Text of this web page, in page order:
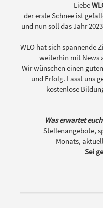
Liebe
der erste Schnee ist
und nun soll das Jahr
WLO hat sich spannende
weiterhin mit News
Wir wünschen einen
und Erfolg. Lasst uns
kostenlose
Was erwartet
Stellenangebote,
Monats,
Sei